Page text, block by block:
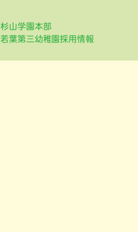
杉山学園本部
若葉第三幼稚園採用情報